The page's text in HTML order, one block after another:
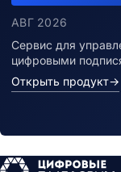
АВГ 2026
Сервис для
цифровыми
Открыть продукт→